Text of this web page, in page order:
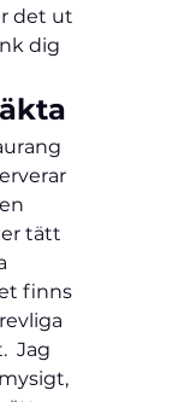
det ut
dig
tätt
finns
Jag